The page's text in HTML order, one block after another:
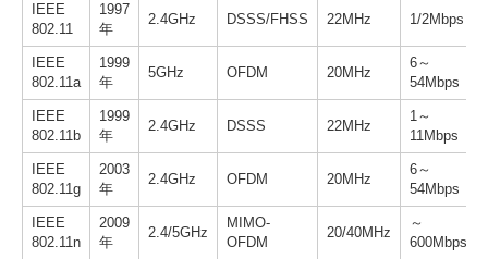
IEEE
802.11
1997
年
2.4GHz DSSS/FHSS 22MHz 1/2Mbps
IEEE
802.11a
1999
年
5GHz OFDM 20MHz
6～
54Mbps
IEEE
802.11b
1999
年
2.4GHz DSSS 22MHz
1～
11Mbps
IEEE
802.11g
2003
年
2.4GHz OFDM 20MHz
6～
54Mbps
IEEE
802.11n
2009
年
2.4/5GHz
MIMO-
OFDM
20/40MHz
～
600Mbps